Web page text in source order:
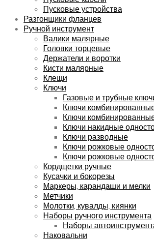
Пусковые устройства
Разгонщики фланцев
Ручной инструмент
Валики малярные
Головки торцевые
Держатели и воротки
Кисти малярные
Клещи
Ключи
Газовые и трубные
Ключи
Ключи
Ключи накидные
Ключи разводные
Ключи рожковые
Ключи рожковые
Кордщетки ручные
Кусачки и бокорезы
Маркеры, карандаши и мелки
Метчики
Молотки, кувалды, киянки
Наборы ручного инструмента
Наборы
Наковальни